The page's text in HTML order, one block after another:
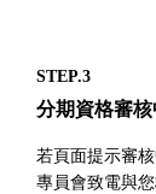
STEP.3
分期資格審核
若頁面提示審
專員會致電與